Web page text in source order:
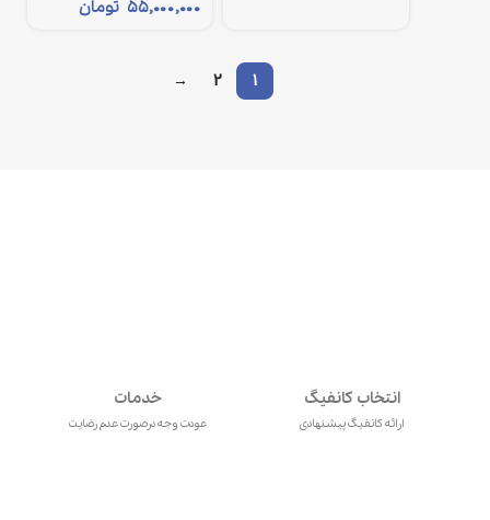
۵۵,۰۰۰,۰۰۰ تومان
1
2
→
انتخاب کانفیگ
ارائه کانفیگ پیشنهادی
خدمات
عودت وجه درصورت عدم رضایت